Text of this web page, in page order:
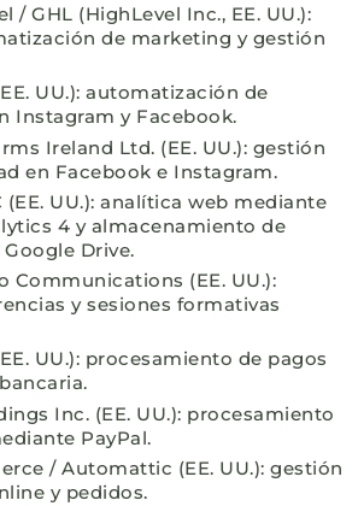
/ GHL (HighLevel Inc., EE. UU.):
de marketing y gestión
UU.): automatización de
Instagram y Facebook.
Ireland Ltd. (EE. UU.): gestión
en Facebook e Instagram.
(EE. UU.): analítica web mediante
4 y almacenamiento de
Drive.
Communications (EE. UU.):
y sesiones formativas
UU.): procesamiento de pagos
Inc. (EE. UU.): procesamiento
PayPal.
/ Automattic (EE. UU.): gestión
y pedidos.